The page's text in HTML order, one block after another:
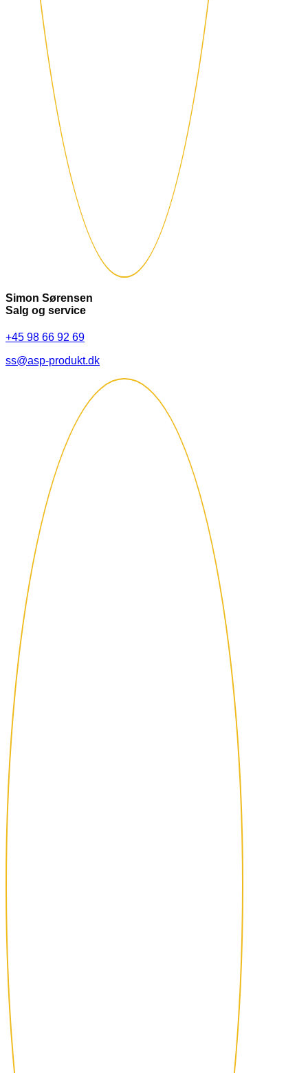
Simon Sørensen
Salg og service
+45 98 66 92 69
ss@asp-produkt.dk